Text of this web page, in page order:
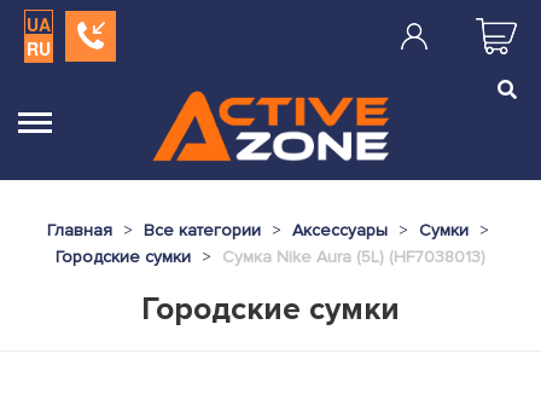
UA
RU
Главная Все категории Аксессуары
Сумки
Городские сумки
Сумка Nike Aura (5L) (HF7038013)
Городские сумки